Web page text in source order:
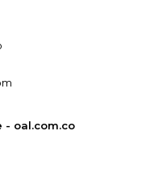
- oal.com.co